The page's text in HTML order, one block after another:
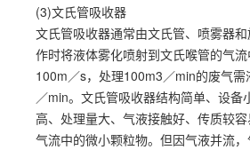
(3)文氏管吸收器
文氏管吸收器通常由文氏管、喷雾器
作时将液体雾化喷射到文氏喉管的气
100m／s，处理100m3／min的废气
／min。文氏管吸收器结构简单、设备
高、处理量大、气液接触好、传质较
气流中的微小颗粒物。但因气液并流